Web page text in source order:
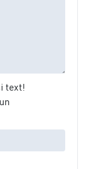
text!